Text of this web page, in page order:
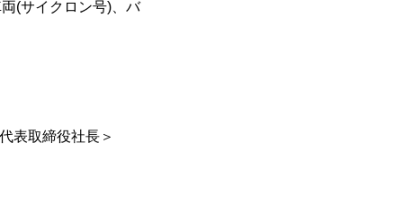
(サイクロン号)、バ
表取締役社長＞